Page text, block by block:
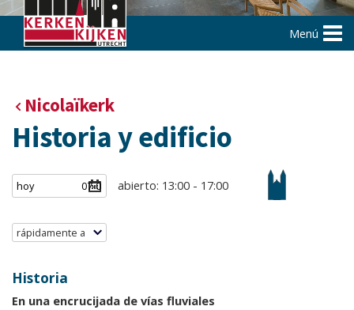
Menú
Nicolaïkerk
Historia y edificio
abierto: 13:00 - 17:00
rápidamente a
Historia
En una encrucijada de vías fluviales